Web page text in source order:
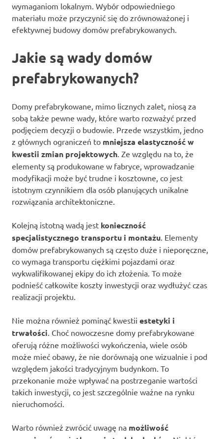
wymaganiom lokalnym. Wybór odpowiedniego
materiału może przyczynić się do zrównoważonej i
efektywnej budowy domów prefabrykowanych.
Jakie są wady domów
prefabrykowanych?
Domy prefabrykowane, mimo licznych zalet, niosą za
sobą także pewne wady, które warto rozważyć przed
podjęciem decyzji o budowie. Przede wszystkim, jedno
z głównych ograniczeń to mniejsza elastyczność w
kwestii zmian projektowych. Ze względu na to, że
elementy są produkowane w fabryce, wprowadzanie
modyfikacji może być trudne i kosztowne, co jest
istotnym czynnikiem dla osób planujących unikalne
rozwiązania architektoniczne.
Kolejną istotną wadą jest konieczność
specjalistycznego transportu i montażu. Elementy
domów prefabrykowanych są często duże i nieporęczne,
co wymaga transportu ciężkimi pojazdami oraz
wykwalifikowanej ekipy do ich złożenia. To może
podnieść całkowite koszty inwestycji oraz wydłużyć czas
realizacji projektu.
Nie można również pominąć kwestii estetyki i
trwałości. Choć nowoczesne domy prefabrykowane
oferują różne możliwości wykończenia, wiele osób
może mieć obawy, że nie dorównają one wizualnie i pod
względem jakości tradycyjnym budynkom. To
przekonanie może wpływać na postrzeganie wartości
takich inwestycji, co jest szczególnie ważne na rynku
nieruchomości.
Warto również zwrócić uwagę na możliwość